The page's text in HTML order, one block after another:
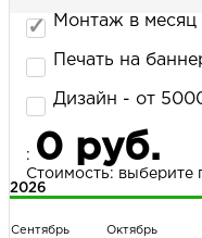
Монтаж в
Печать на
Дизайн - от
: 0 руб.
Стоимость:
2026
Сентябрь Октябрь